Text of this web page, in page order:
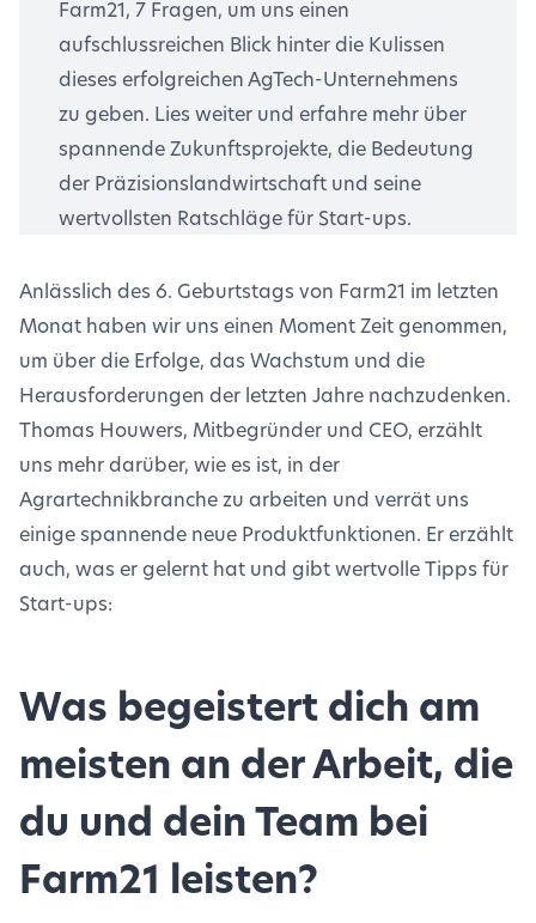
Farm21, 7 Fragen, um uns einen
aufschlussreichen Blick hinter die Kulissen
dieses erfolgreichen AgTech-Unternehmens
zu geben. Lies weiter und erfahre mehr über
spannende Zukunftsprojekte, die Bedeutung
der Präzisionslandwirtschaft und seine
wertvollsten Ratschläge für Start-ups.
Anlässlich des 6. Geburtstags von Farm21 im letzten
Monat haben wir uns einen Moment Zeit genommen,
um über die Erfolge, das Wachstum und die
Herausforderungen der letzten Jahre nachzudenken.
Thomas Houwers, Mitbegründer und CEO, erzählt
uns mehr darüber, wie es ist, in der
Agrartechnikbranche zu arbeiten und verrät uns
einige spannende neue Produktfunktionen. Er erzählt
auch, was er gelernt hat und gibt wertvolle Tipps für
Start-ups:
Was begeistert dich am
meisten an der Arbeit, die
du und dein Team bei
Farm21 leisten?